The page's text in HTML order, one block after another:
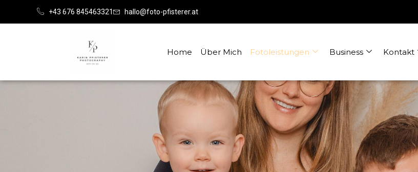
+43 676 845463321 hallo@foto-pfisterer.at
Home Über Mich Fotoleistungen Business Kontakt